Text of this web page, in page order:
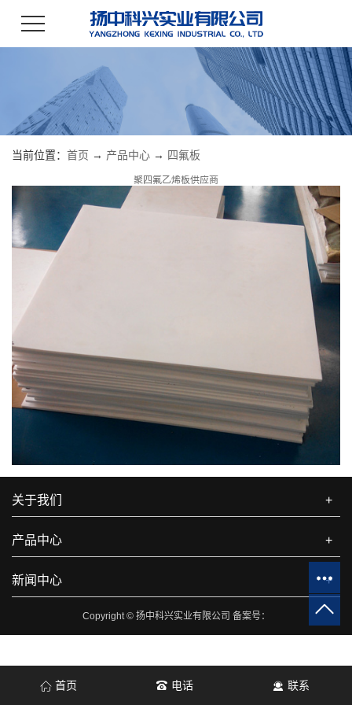
当前位置： 首页 → 产品中心 → 四氟板
聚四氟乙烯板供应商
关于我们 +
产品中心 +
新闻中心 +
Copyright © 扬中科兴实业有限公司 备案号：
首页 电话 联系